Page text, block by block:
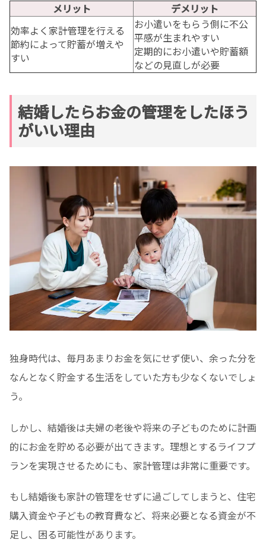
メリット
デメリット
効率よく家計管理を行える
節約によって貯蓄が増えや
すい
お小遣いをもらう側に不公
平感が生まれやすい
定期的にお小遣いや貯蓄額
などの見直しが必要
結婚したらお金の管理をしたほう
がいい理由
独身時代は、毎月あまりお金を気にせず使い、余った分を
なんとなく貯金する生活をしていた方も少なくないでしょ
う。
しかし、結婚後は夫婦の老後や将来の子どものために計画
的にお金を貯める必要が出てきます。理想とするライフプ
ランを実現させるためにも、家計管理は非常に重要です。
もし結婚後も家計の管理をせずに過ごしてしまうと、住宅
購入資金や子どもの教育費など、将来必要となる資金が不
足し、困る可能性があります。